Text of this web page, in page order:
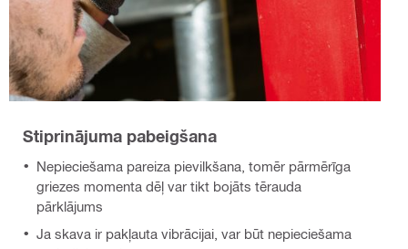
Stiprinājuma pabeigšana
Nepieciešama pareiza pievilkšana, tomēr pārmērīga
griezes momenta dēļ var tikt bojāts tērauda
pārklājums
Ja skava ir pakļauta vibrācijai, var būt nepieciešama